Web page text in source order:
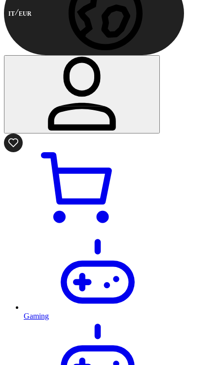
IT EUR
Gaming